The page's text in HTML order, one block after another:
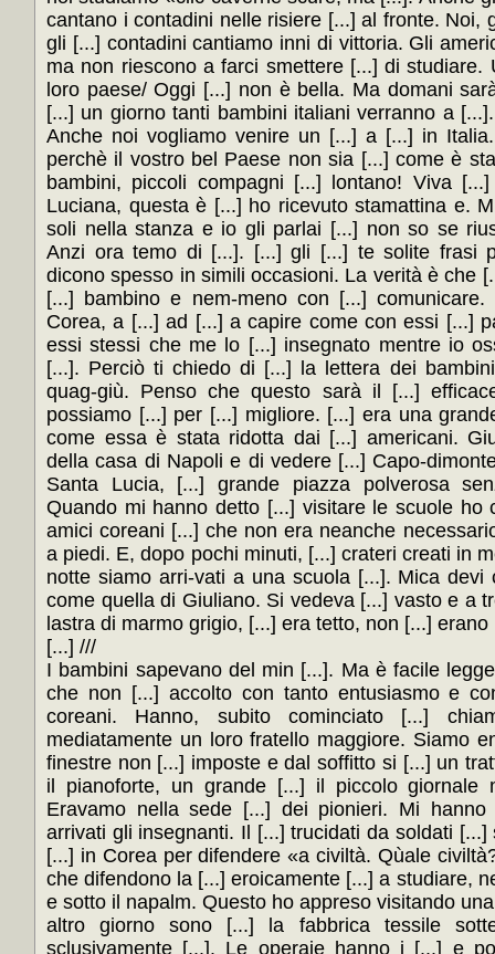
[...] ///
I bambini sapevano del min [...]. Ma è facile
che non [...] accolto con tanto entusiasmo e
coreani. Hanno, subito cominciato [...]
mediatamente un loro fratello maggiore. Siamo
finestre non [...] imposte e dal soffitto si [...] un
il pianoforte, un grande [...] il piccolo giornale
Eravamo nella sede [...] dei pionieri. Mi
arrivati gli insegnanti. Il [...] trucidati da soldati
[...] in Corea per difendere «a civiltà. Qùale
che difendono la [...] eroicamente [...] a studiare,
e sotto il napalm. Questo ho appreso visitando
altro giorno sono [...] la fabbrica tessile
sclusivamente [...]. Le operaie hanno i [...] e